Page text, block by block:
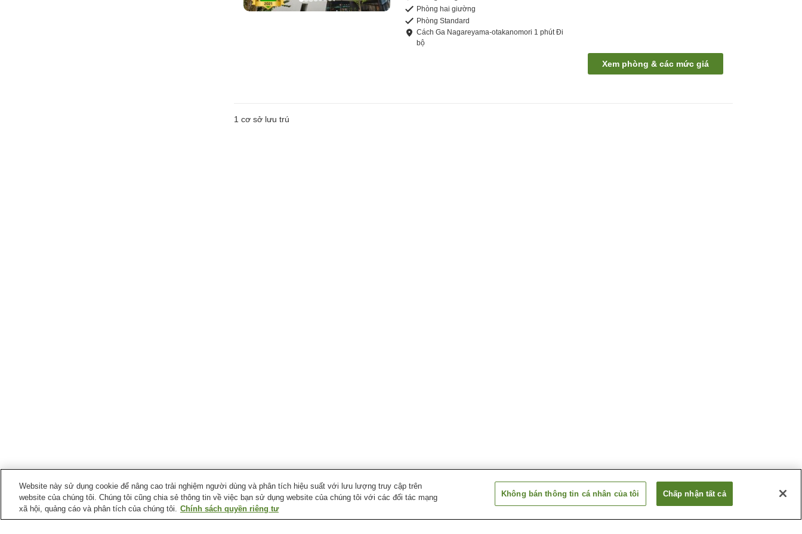
Phòng hai giường
Phòng Standard
CáchGa Nagareyama-otakanomori 1 phútĐi
bộ
Xem phòng & các mức giá
1 cơ sở lưu trú
Ga xe lửa tại Thành phố Nagareyama
Website này sử dụng cookie để nâng cao trải nghiệm người dùng và phân tích hiệu suất với lưu lượng truy cập trên
website của chúng tôi. Chúng tôi cũng chia sẻ thông tin về việc bạn sử dụng website của chúng tôi với các đối tác mạng
xã hội, quảng cáo và phân tích của chúng tôi. Chính sách quyền riêng tư
Không bán thông tin cá nhân của tôi Chấp nhận tất cả